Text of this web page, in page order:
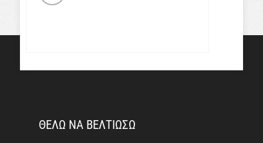
ΘΕΛΩ ΝΑ ΒΕΛΤΙΩΣΩ